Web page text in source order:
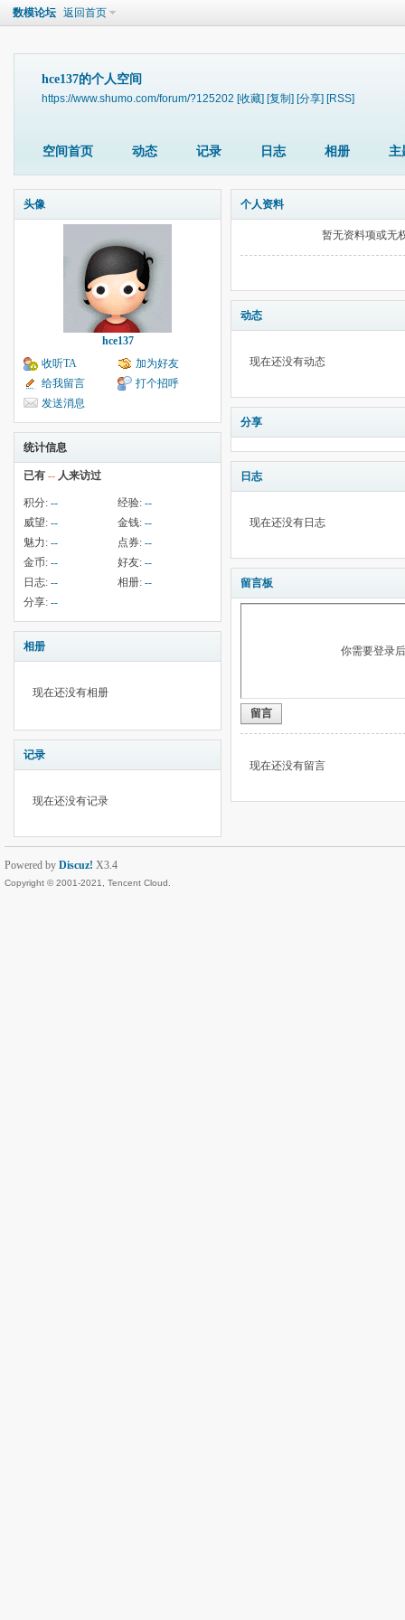
数模论坛 返回首页
hce137的个人空间
https://www.shumo.com/forum/?125202 [收藏] [复制] [分享] [RSS]
空间首页 动态 记录 日志 相册 主
头像
hce137
收听TA
加为好友
给我留言
打个招呼
发送消息
统计信息
已有 -- 人来访过
积分: -- 经验: --
威望: -- 金钱: --
魅力: -- 点券: --
金币: -- 好友: --
日志: -- 相册: --
分享: --
相册
现在还没有相册
记录
现在还没有记录
个人资料
暂无资料项或无
动态
现在还没有动态
分享
日志
现在还没有日志
留言板
你需要登录
留言
现在还没有留言
Powered by Discuz! X3.4
Copyright © 2001-2021, Tencent Cloud.